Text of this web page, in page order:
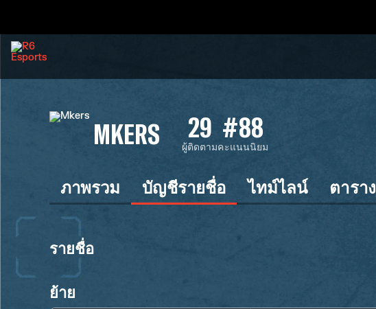
MKERS 29
ผู้ติดตาม
#88
คะแนนนิยม
ภาพรวม บัญชีรายชื่อ ไทม์ไลน์ ตาราง
รายชื่อ
ย้าย